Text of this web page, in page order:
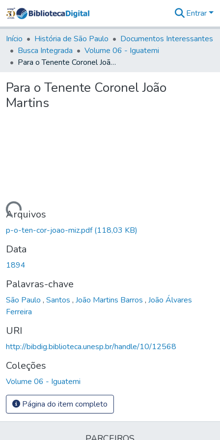
&
Coleções
Tudo na
Biblioteca
Estatísticas
Entrar
Início História de São Paulo
Documentos Interessantes
Busca Integrada
Volume 06 - Iguatemi
Para o Tenente Coronel João Martins
Para o Tenente Coronel João
Martins
Carregando...
Arquivos
p-o-ten-cor-joao-miz.pdf(118,03 KB)
Data
1894
Palavras-chave
São Paulo , Santos , João Martins Barros , João Álvares
Ferreira
URI
http://bibdig.biblioteca.unesp.br/handle/10/12568
Coleções
Volume 06 - Iguatemi
Página do item completo